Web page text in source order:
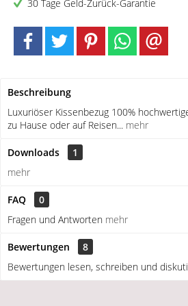
30 Tage Geld-Zurück-Garantie
Beschreibung
Luxuriöser Kissenbezug 100%
zu Hause oder auf Reisen... mehr
Downloads
1
mehr
FAQ
0
Fragen und Antworten mehr
Bewertungen
8
Bewertungen lesen, schreiben und